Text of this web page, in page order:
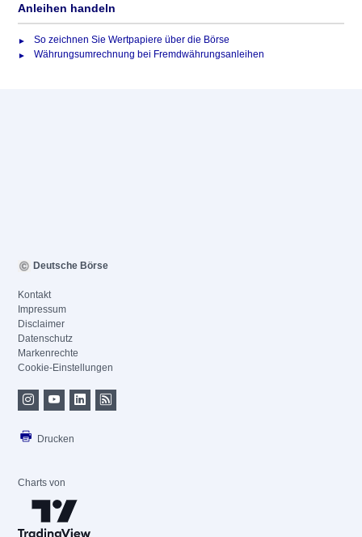
Anleihen handeln
So zeichnen Sie Wertpapiere über die Börse
Währungsumrechnung bei Fremdwährungsanleihen
Deutsche Börse
Kontakt
Impressum
Disclaimer
Datenschutz
Markenrechte
Cookie-Einstellungen
Drucken
Charts von